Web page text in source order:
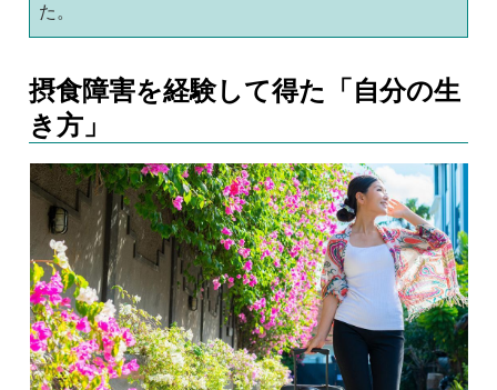
た。
摂食障害を経験して得た「自分の生
き方」